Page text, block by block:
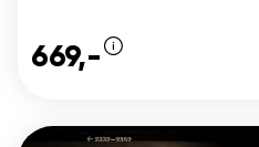
669,-